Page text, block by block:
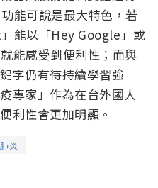
能可說是最大特色，若
能以「Hey Google」或
能感受到便利性；而與
字仍有待持續學習強
專家」作為在台外國人
利性會更加明顯。
炎